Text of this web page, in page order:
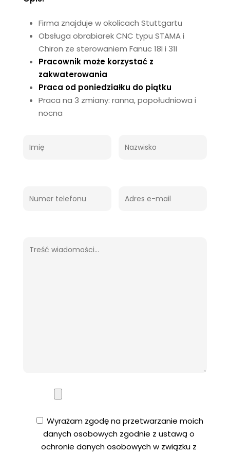
Firma znajduje w okolicach Stuttgartu
Obsługa obrabiarek CNC typu STAMA i
Chiron ze sterowaniem Fanuc18I i 31I
Pracownik może korzystać z
zakwaterowania
Praca od poniedziałku do piątku
Praca na 3 zmiany: ranna, popołudniowa i
nocna
Wyrażam zgodę na przetwarzanie moich
danych osobowych zgodnie z ustawą o
ochronie danych osobowych w związku z